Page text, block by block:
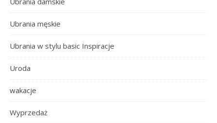
Ubrania męskie
Ubrania w stylu basic Inspiracje
Uroda
wakacje
Wyprzedaż